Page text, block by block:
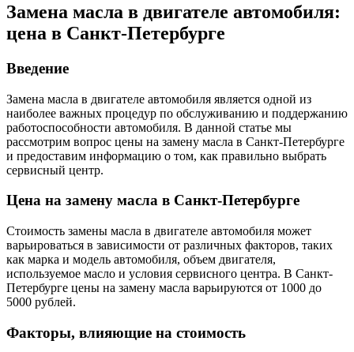
Замена масла в двигателе автомобиля:
цена в Санкт-Петербурге
Введение
Замена масла в двигателе автомобиля является одной из
наиболее важных процедур по обслуживанию и поддержанию
работоспособности автомобиля. В данной статье мы
рассмотрим вопрос цены на замену масла в Санкт-Петербурге
и предоставим информацию о том, как правильно выбрать
сервисный центр.
Цена на замену масла в Санкт-Петербурге
Стоимость замены масла в двигателе автомобиля может
варьироваться в зависимости от различных факторов, таких
как марка и модель автомобиля, объем двигателя,
используемое масло и условия сервисного центра. В Санкт-
Петербурге цены на замену масла варьируются от 1000 до
5000 рублей.
Факторы, влияющие на стоимость